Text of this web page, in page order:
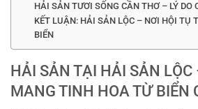
HẢI SẢN TƯƠI SỐNG CẦN THƠ – LÝ DO
KẾT LUẬN: HẢI SẢN LỘC – NƠI HỘI TỤ
BIỂN
HẢI SẢN TẠI HẢI SẢN LỘC
MANG TINH HOA TỪ BIỂN